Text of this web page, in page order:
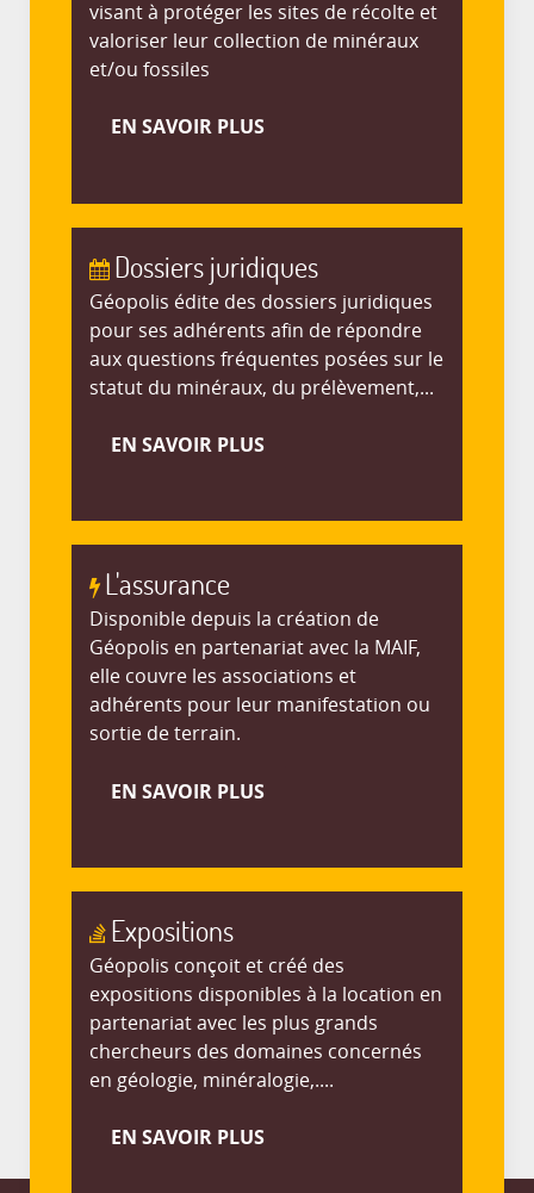
visant à protéger les sites de récolte et
valoriser leur collection de minéraux
et/ou fossiles
EN SAVOIR PLUS
Dossiers juridiques
Géopolis édite des dossiers juridiques
pour ses adhérents afin de répondre
aux questions fréquentes posées sur le
statut du minéraux, du prélèvement,...
EN SAVOIR PLUS
L'assurance
Disponible depuis la création de
Géopolis en partenariat avec la MAIF,
elle couvre les associations et
adhérents pour leur manifestation ou
sortie de terrain.
EN SAVOIR PLUS
Expositions
Géopolis conçoit et créé des
expositions disponibles à la location en
partenariat avec les plus grands
chercheurs des domaines concernés
en géologie, minéralogie,....
EN SAVOIR PLUS